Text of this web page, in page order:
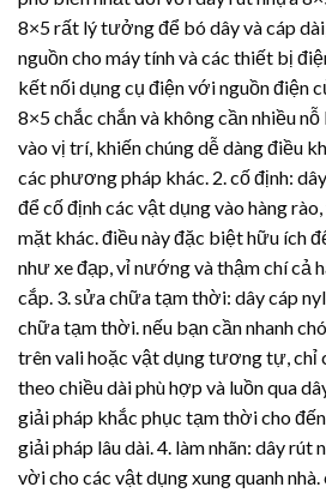
8×5 rất lý tưởng để bó dây và cáp
nguồn cho máy tính và các thiết bị
kết nối dụng cụ điện với nguồn điện
8×5 chắc chắn và không cần nhiều
vào vị trí, khiến chúng dễ dàng điều
các phương pháp khác. 2. cố định:
để cố định các vật dụng vào hàng
mặt khác. điều này đặc biệt hữu ích
như xe đạp, vỉ nướng và thậm chí cả
cắp. 3. sửa chữa tạm thời: dây cáp
chữa tạm thời. nếu bạn cần nhanh
trên vali hoặc vật dụng tương tự, chỉ
theo chiều dài phù hợp và luồn qua
giải pháp khắc phục tạm thời cho
giải pháp lâu dài. 4. làm nhãn: dây rút
vời cho các vật dụng xung quanh